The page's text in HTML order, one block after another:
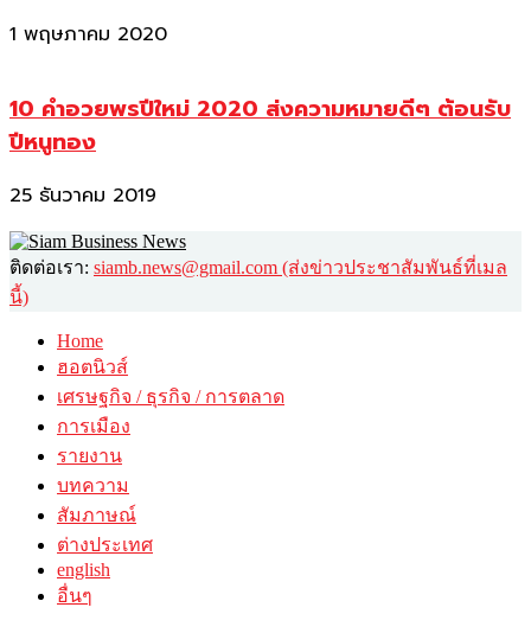
1 พฤษภาคม 2020
10 คำอวยพรปีใหม่ 2020 ส่งความหมายดีๆ ต้อนรับ
ปีหนูทอง
25 ธันวาคม 2019
ติดต่อเรา: siamb.news@gmail.com (ส่งข่าวประชาสัมพันธ์ที่เมล
นี้)
Home
ฮอตนิวส์
เศรษฐกิจ / ธุรกิจ / การตลาด
การเมือง
รายงาน
บทความ
สัมภาษณ์
ต่างประเทศ
english
อื่นๆ